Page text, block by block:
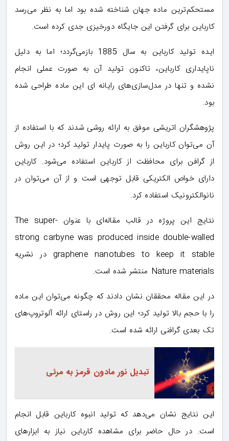
مستحکم‌ترین ماده جهان شناخته شده بود اما به نظر می‌رسد
کارباین برای گرفتن این جایگاه دورخیزی جدی کرده است.
ایده تولید کارباین به سال 1885 بازمی‌گردد؛ اما به دلیل
ناپایداری کارباین، تاکنون تولید آن به ‌صورت عملی انجام
نشده و تنها در مدل‌سازی‌های رایانه ای این ماده طراحی شده
بود.
پژوهشگران اتریشی موفق به ارائه روشی شدند که با استفاده از
آن می‌توان کارباین را به ‌صورت پایدار تولید کرد؛ در این روش
از گرافن برای محافظت از کارباین استفاده می‌شود. کارباین
دارای خواص الکتریکی قابل توجهی است و از آن می‌توان در
نانوالکترونیک استفاده کرد.
نتایج این پروژه در قالب مقاله‌ای با عنوان The super-
strong carbyne was produced inside double-walled
graphene nanotubes to keep it stable در نشریه
Nature materials منتشر شده ‌است.
در این مقاله محققان نشان دادند که چگونه می‌توان این ماده
را با حجم بالا تولید کرد؛ این روش در راستای ارائه آلوتروپ‌های
تک بعدی گرافنی ارائه شده ‌است.
تبدیل نور مادون قرمز به مرئی
این نتایج نشان می‌دهد که تولید انبوه کارباین قابل انجام
است. در حال حاضر برای مشاهده کارباین نیاز به ابزارهای